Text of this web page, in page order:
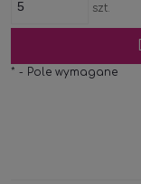
szt.
* - Pole wymagane